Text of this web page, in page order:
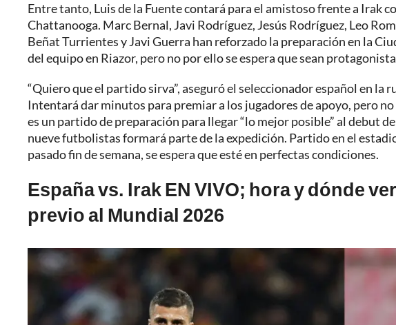
Entre tanto, Luis de la Fuente contará para el amistoso frente a Irak
Chattanooga. Marc Bernal, Javi Rodríguez, Jesús Rodríguez, Leo
Beñat Turrientes y Javi Guerra han reforzado la preparación en la
del equipo en Riazor, pero no por ello se espera que sean
“Quiero que el partido sirva”, aseguró el seleccionador español en la
Intentará dar minutos para premiar a los jugadores de apoyo, pero
es un partido de preparación para llegar “lo mejor posible” al debut
nueve futbolistas formará parte de la expedición. Partido en el
pasado fin de semana, se espera que esté en perfectas condiciones.
España vs. Irak EN VIVO; hora y dónde
previo al Mundial 2026